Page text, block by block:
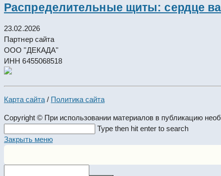
Распределительные щиты: сердце
23.02.2026
Партнер сайта
ООО "ДЕКАДА"
ИНН 6455068518
Карта сайта / Политика сайта
Copyright © При использовании материалов в публикацию
this
Type then hit enter to search
Закрыть меню